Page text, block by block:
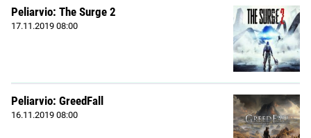
Peliarvio: The Surge 2
17.11.2019 08:00
Peliarvio: GreedFall
16.11.2019 08:00